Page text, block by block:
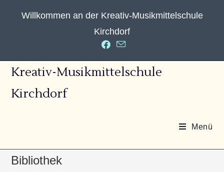
Willkommen an der Kreativ-Musikmittelschule
Kirchdorf
Kreativ-Musikmittelschule
Kirchdorf
Menü
Bibliothek